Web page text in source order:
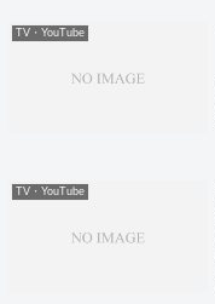
TV・YouTube
TV・YouTube